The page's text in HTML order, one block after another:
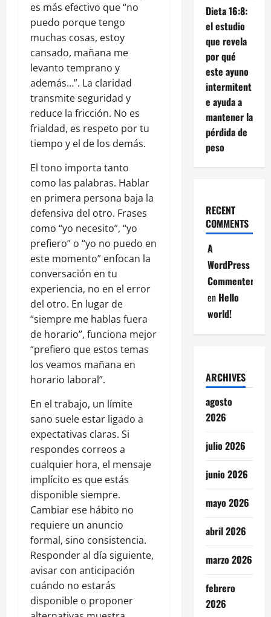
es más efectivo que “no
puedo porque tengo
muchas cosas, estoy
cansado, mañana me
levanto temprano y
además…”. La claridad
transmite seguridad y
reduce la fricción. No es
frialdad, es respeto por tu
tiempo y el de los demás.
El tono importa tanto
como las palabras. Hablar
en primera persona baja la
defensiva del otro. Frases
como “yo necesito”, “yo
prefiero” o “yo no puedo en
este momento” enfocan la
conversación en tu
experiencia, no en el error
del otro. En lugar de
“siempre me hablas fuera
de horario”, funciona mejor
“prefiero que estos temas
los veamos mañana en
horario laboral”.
En el trabajo, un límite
sano suele estar ligado a
expectativas claras. Si
respondes correos a
cualquier hora, el mensaje
implícito es que estás
disponible siempre.
Cambiar ese hábito no
requiere un anuncio
formal, sino consistencia.
Responder al día siguiente,
avisar con anticipación
cuándo no estarás
disponible o proponer
Dieta 16:8:
el estudio
que revela
por qué
este ayuno
intermitent
e ayuda a
mantener la
pérdida de
peso
RECENT
COMMENTS
A
WordPress
Commenter
en Hello
world!
ARCHIVES
agosto
2026
julio 2026
junio 2026
mayo 2026
abril 2026
marzo 2026
febrero
2026